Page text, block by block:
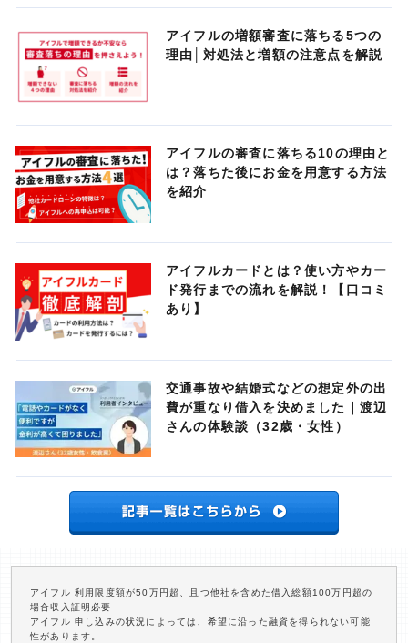
アイフルの増額審査に落ちる5つの
理由│対処法と増額の注意点を解説
アイフルの審査に落ちる10の理由と
は？落ちた後にお金を用意する方法
を紹介
アイフルカードとは？使い方やカー
ド発行までの流れを解説！【口コミ
あり】
交通事故や結婚式などの想定外の出
費が重なり借入を決めました｜渡辺
さんの体験談（32歳・女性）
アイフル 利用限度額が50万円超、且つ他社を含めた借入総額100万円超の
場合収入証明必要
アイフル 申し込みの状況によっては、希望に沿った融資を得られない可能
性があります。